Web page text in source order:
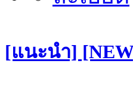
[แนะนำ]